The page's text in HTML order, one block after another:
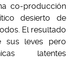
co-producción
desierto de
El resultado
sus leves pero
latentes